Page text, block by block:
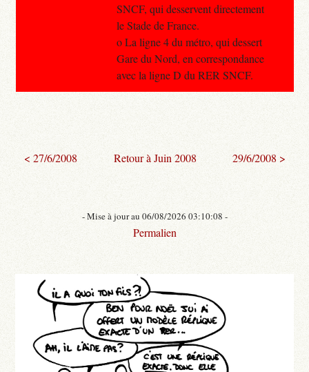
SNCF, qui desservent directement
le Stade de France.
o La ligne 4 du métro, qui dessert
Gare du Nord, en correspondance
avec la ligne D du RER SNCF.
< 27/6/2008 Retour à Juin 2008 29/6/2008 >
- Mise à jour au 06/08/2026 03:10:08 -
Permalien